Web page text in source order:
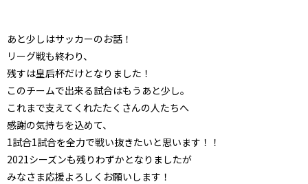
あと少しはサッカーのお話！
リーグ戦も終わり、
残すは皇后杯だけとなりました！
このチームで出来る試合はもうあと少し。
これまで支えてくれたたくさんの人たちへ
感謝の気持ちを込めて、
1試合1試合を全力で戦い抜きたいと思います！！
2021シーズンも残りわずかとなりましたが
みなさま応援よろしくお願いします！